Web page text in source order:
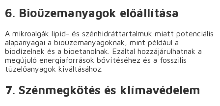
6. Bioüzemanyagok előállítása
A mikroalgák lipid- és szénhidráttartalmuk miatt potenciális
alapanyagai a bioüzemanyagoknak, mint például a
biodízelnek és a bioetanolnak. Ezáltal hozzájárulhatnak a
megújuló energiaforrások bővítéséhez és a fosszilis
tüzelőanyagok kiváltásához.
7. Szénmegkötés és klímavédelem